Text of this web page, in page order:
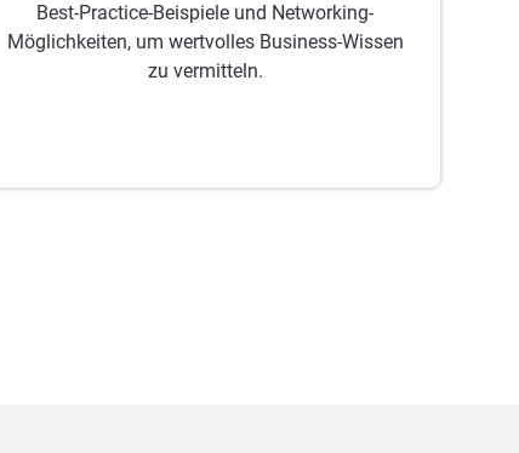
Best-Practice-Beispiele und Networking-
Möglichkeiten, um wertvolles Business-Wissen
zu vermitteln.